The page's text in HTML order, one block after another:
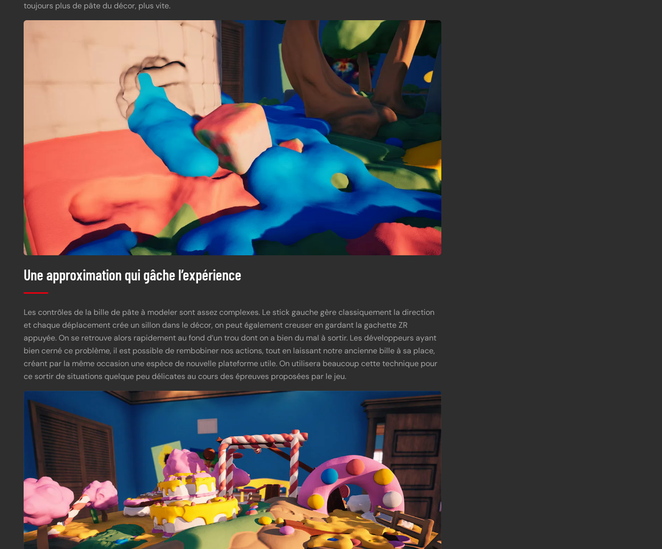
toujours plus de pâte du décor, plus vite.
Une approximation qui gâche l’expérience
Les contrôles de la bille de pâte à modeler sont assez complexes. Le stick gauche gère classiquement la direction
et chaque déplacement crée un sillon dans le décor, on peut également creuser en gardant la gachette ZR
appuyée. On se retrouve alors rapidement au fond d’un trou dont on a bien du mal à sortir. Les développeurs ayant
bien cerné ce problème, il est possible de rembobiner nos actions, tout en laissant notre ancienne bille à sa place,
créant par la même occasion une espèce de nouvelle plateforme utile. On utilisera beaucoup cette technique pour
ce sortir de situations quelque peu délicates au cours des épreuves proposées par le jeu.